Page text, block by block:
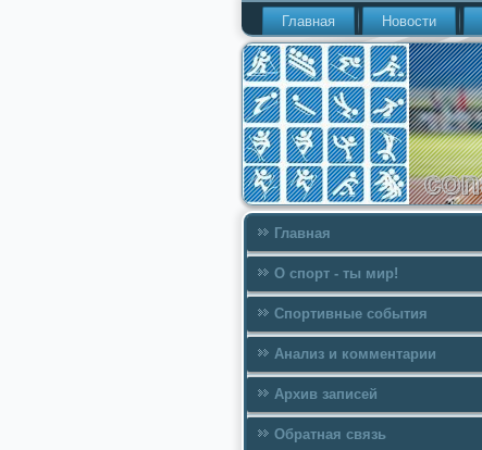
Главная Новости
Главная
О спорт - ты мир!
Спортивные события
Анализ и комментарии
Архив записей
Обратная связь